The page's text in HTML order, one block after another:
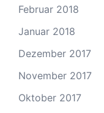
Februar 2018
Januar 2018
Dezember 2017
November 2017
Oktober 2017